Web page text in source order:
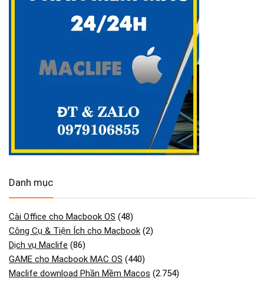
Danh mục
Cài Office cho Macbook OS (48)
Công Cụ & Tiện Ích cho Macbook (2)
Dịch vụ Maclife (86)
GAME cho Macbook MAC OS (440)
Maclife download Phần Mềm Macos (2.754)